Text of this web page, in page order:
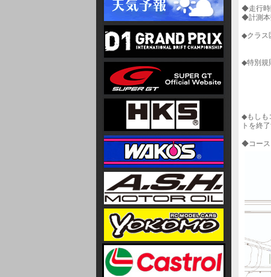
◆走行時
◆計測
◆クラス
＊10
◆特別
②指定
③計測
④計
⑤レー
◆もしも
トを終
◆コース